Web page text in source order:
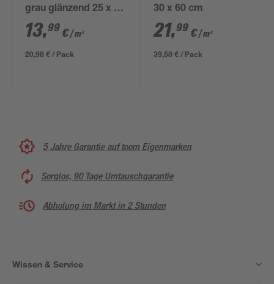
grau glänzend 25 x 33
cm
13,99 €/ m²
20,98 € / Pack
30 x 60 cm
21,99 €/ m²
39,58 € / Pack
5 Jahre Garantie auf toom Eigenmarken
Sorglos, 90 Tage Umtauschgarantie
Abholung im Markt in 2 Stunden
Wissen & Service